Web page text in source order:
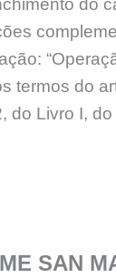
do
termos do
do Livro I, do
SAN